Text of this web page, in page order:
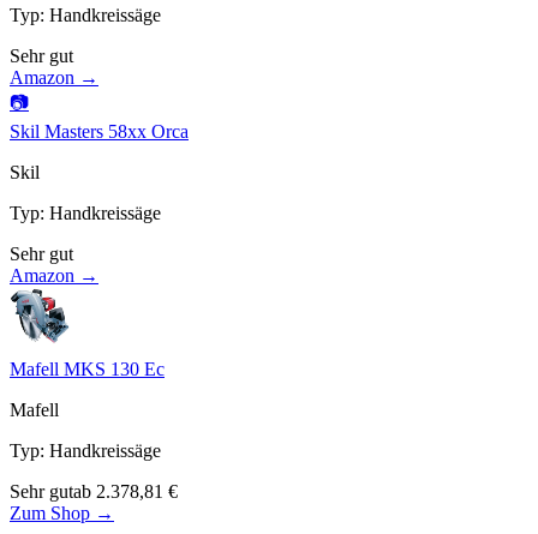
Typ: Handkreissäge
Sehr gut
Amazon →
📷
Skil Masters 58xx Orca
Skil
Typ: Handkreissäge
Sehr gut
Amazon →
Mafell MKS 130 Ec
Mafell
Typ: Handkreissäge
Sehr gutab 2.378,81 €
Zum Shop →